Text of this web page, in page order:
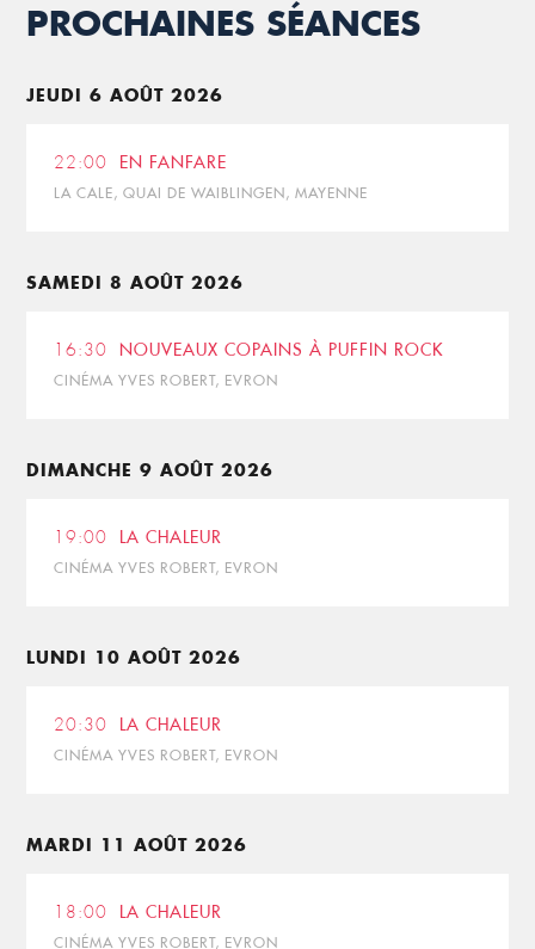
PROCHAINES SÉANCES
JEUDI 6 AOÛT 2026
22:00 EN FANFARE
LA CALE, QUAI DE WAIBLINGEN, MAYENNE
SAMEDI 8 AOÛT 2026
16:30 NOUVEAUX COPAINS À PUFFIN ROCK
CINÉMA YVES ROBERT, EVRON
DIMANCHE 9 AOÛT 2026
19:00 LA CHALEUR
CINÉMA YVES ROBERT, EVRON
LUNDI 10 AOÛT 2026
20:30 LA CHALEUR
CINÉMA YVES ROBERT, EVRON
MARDI 11 AOÛT 2026
18:00 LA CHALEUR
CINÉMA YVES ROBERT, EVRON